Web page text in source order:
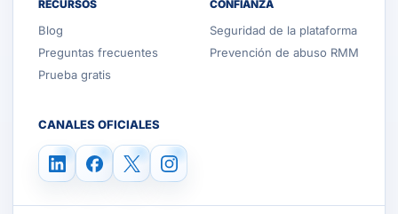
RECURSOS
Blog
Preguntas frecuentes
Prueba gratis
CONFIANZA
Seguridad de la plataforma
Prevención de abuso RMM
CANALES OFICIALES